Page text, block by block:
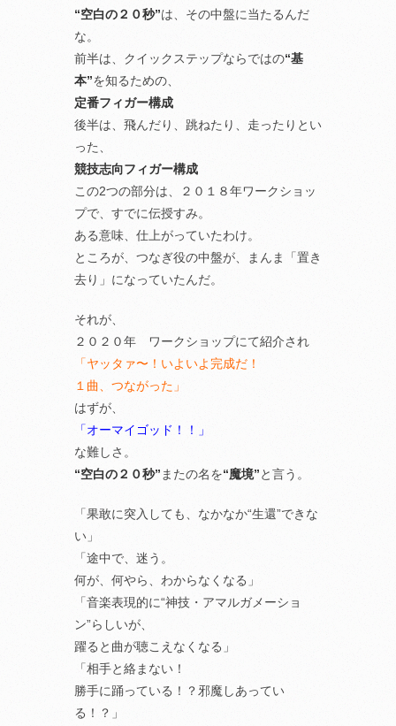
“空白の２０秒”は、その中盤に当たるんだ
な。
前半は、クイックステップならではの“基
本”を知るための、
定番フィガー構成
後半は、飛んだり、跳ねたり、走ったりとい
った、
競技志向フィガー構成
この2つの部分は、２０１８年ワークショッ
プで、すでに伝授すみ。
ある意味、仕上がっていたわけ。
ところが、つなぎ役の中盤が、まんま「置き
去り」になっていたんだ。
それが、
２０２０年 ワークショップにて紹介され
「ヤッタァ〜！いよいよ完成だ！
１曲、つながった」
はずが、
「オーマイゴッド！！」
な難しさ。
“空白の２０秒” またの名を“魔境”と言う。
「果敢に突入しても、なかなか“生還”できな
い」
「途中で、迷う。
何が、何やら、わからなくなる」
「音楽表現的に“神技・アマルガメーショ
ン”らしいが、
躍ると曲が聴こえなくなる」
「相手と絡まない！
勝手に踊っている！？邪魔しあってい
る！？」